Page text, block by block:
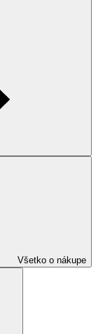
Všetko o nákupe